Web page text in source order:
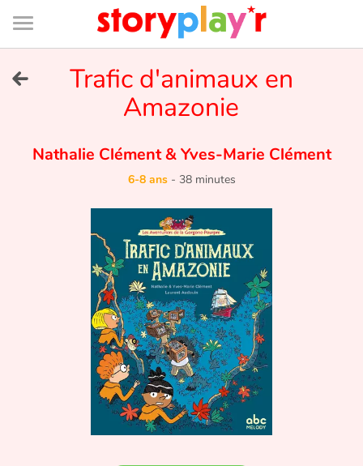
Connexion
Bibliothèque
de
page
Tester gratuitement
Bibliothèque
Contes d'ici et d'ailleurs
Fable, mythe, littérature et poésie
Princesses et princes, rois, reines et dragons
Trafic d'animaux en
Amazonie
Nathalie Clément&Yves-Marie Clément
6-8 ans- 38 minutes